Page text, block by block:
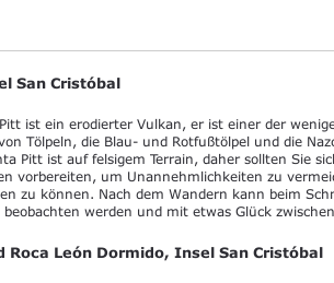
San Cristóbal
ist ein erodierter Vulkan, er ist einer der
Tölpeln, die Blau- und Rotfußtölpel und die
Pitt ist auf felsigem Terrain, daher sollten Sie
vorbereiten, um Unannehmlichkeiten zu
zu können. Nach dem Wandern kann beim
beobachten werden und mit etwas Glück
Roca León Dormido, Insel San Cristóbal